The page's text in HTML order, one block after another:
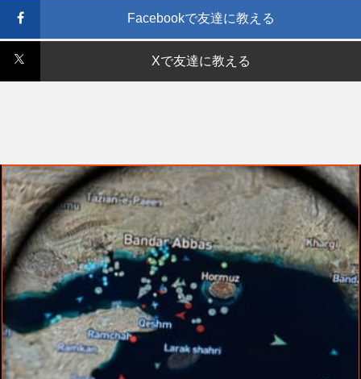
Facebookで友達に教える
Xで友達に教える